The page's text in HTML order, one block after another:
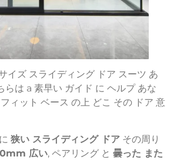
イズ スライディング ドア スーツ あ
らは a 素早い ガイド に ヘルプ あな
フィット ベース の上 どこ その ドア 意
狭い スライディング ドア その周り
広い, ペアリング と 曇った また